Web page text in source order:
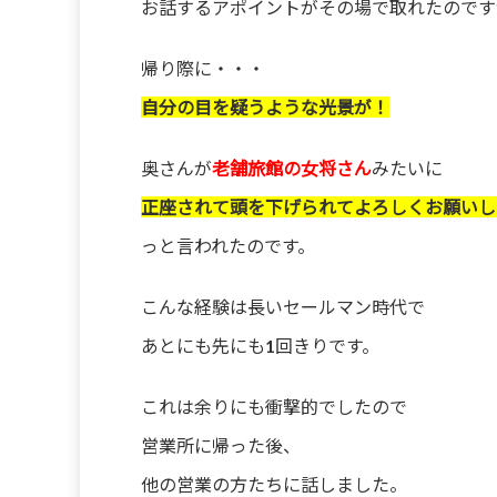
お話するアポイントがその場で取れたので
帰り際に・・・
自分の目を疑うような光景が！
奥さんが老舗旅館の女将さんみたいに
正座されて頭を下げられてよろしくお願いし
っと言われたのです。
こんな経験は長いセールマン時代で
あとにも先にも1回きりです。
これは余りにも衝撃的でしたので
営業所に帰った後、
他の営業の方たちに話しました。